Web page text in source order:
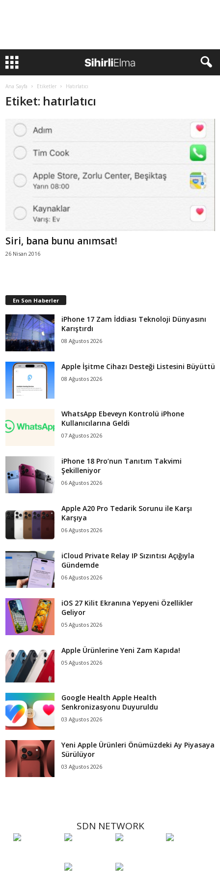
Ana Sayfa Etiketler Hatırlatıcı
Etiket: hatırlatıcı
Siri, bana bunu anımsat!
26 Nisan 2016
En Son Haberler
iPhone 17 Zam İddiası Teknoloji Dünyasını
Karıştırdı
08 Ağustos 2026
Apple İşitme Cihazı Desteği Listesini Büyüttü
08 Ağustos 2026
WhatsApp Ebeveyn Kontrolü iPhone
Kullanıcılarına Geldi
07 Ağustos 2026
iPhone 18 Pro’nun Tanıtım Takvimi
Şekilleniyor
06 Ağustos 2026
Apple A20 Pro Tedarik Sorunu ile Karşı
Karşıya
06 Ağustos 2026
iCloud Private Relay IP Sızıntısı Açığıyla
Gündemde
06 Ağustos 2026
iOS 27 Kilit Ekranına Yepyeni Özellikler
Geliyor
05 Ağustos 2026
Apple Ürünlerine Yeni Zam Kapıda!
05 Ağustos 2026
Google Health Apple Health
Senkronizasyonu Duyuruldu
03 Ağustos 2026
Yeni Apple Ürünleri Önümüzdeki Ay Piyasaya
Sürülüyor
03 Ağustos 2026
SDN NETWORK